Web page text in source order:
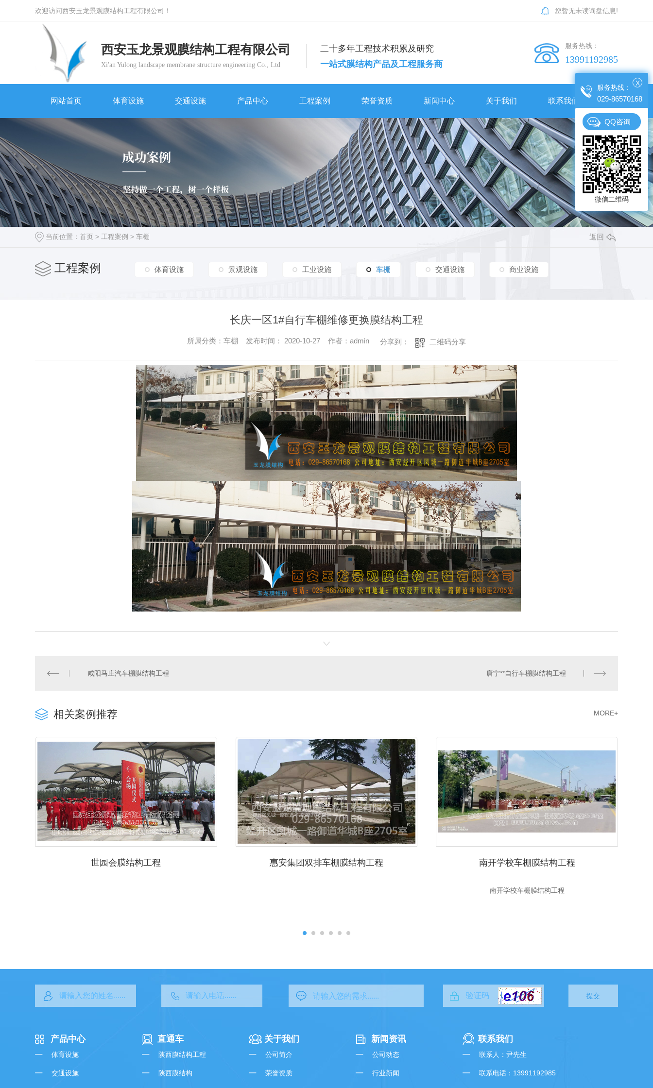
欢迎访问西安玉龙景观膜结构工程有限公司！ 您暂无未读询盘信息!
西安玉龙景观膜结构工程有限公司
Xi'an Yulong landscape membrane structure engineering Co., Ltd
二十多年工程技术积累及研究
一站式膜结构产品及工程服务商
服务热线：
13991192985
网站首页
网站首页
体育设施
体育设施
交通设施
交通设施
产品中心
产品中心
体育设施 西安曲江一小体育场看台膜结构工程
灞河河滨生态公园1期 灞河河滨生态公园1期
商业设施 商业设施
车棚篷房 车棚篷房
工程案例
工程案例
体育设施 西安交通大学曲江小区田径场膜结构工程 西安交通大学曲江小区田径场膜结构工程
留坝县公共体育场建设项目膜结构看台工程 留坝县公共体育场建设项目膜结构看台工程
周至实验小学主席台膜结构工程 周至实验小学主席台膜结构工程
优益优高考补习学校主席台膜结构工程 优益优高考补习学校主席台膜结构工程
景观设施 宝鸡凤县一江两岸主席台膜结构工程 宝鸡凤县一江两岸主席台膜结构工程
白鹿原影视城蝶幻境项目蝴蝶膜结构工程 白鹿原影视城蝶幻境项目蝴蝶膜结构工程
锦园新世纪膜结构工程 锦园新世纪膜结构工程
工业设施
车棚 车棚 南开学校车棚膜结构工程 南开学校车棚膜结构工程
新疆政法学院车棚膜结构工程 新疆政法学院车棚膜结构工程
蒲城润亿新材料车棚膜结构工程
西部金属材料股份有限公司膜结构车棚 西部金属材料股份有限公司膜结构车棚
交通设施 交通设施 铜川供电局地下车库入口膜结构工程 铜川供电局地下车库入口膜结构工程
荣誉资质
荣誉资质
新闻中心
新闻中心
公司动态 公司动态
公司人事招聘 公司人事招聘
陕西膜结构车棚常用的材料有哪些？玉龙景观膜结构公司小编为大家分享一下！ 陕西膜结构车棚常用的材料有哪些？玉龙景观膜结构公司小编为大家分享一下！
行业新闻 行业新闻 相比传统构造陕西膜结构的优点主要表现在哪儿？有哪些可以学习的知识！ 相比传统构造陕西膜结构的优点主要表现在哪儿？有哪些可以学习的知识！
常见问题 常见问题 冬季膜结构车棚使用注意事项有哪些了？感兴趣的小伙伴赶快收藏吧！ 冬季膜结构车棚使用注意事项有哪些了？感兴趣的小伙伴赶快收藏吧！
时事聚焦 时事聚焦
其他 其他
关于我们
公司简介 公司简介
荣誉资质 荣誉资质
企业相册 企业相册
联系我们
当前位置： 首页 > 工程案例 > 车棚 返回
工程案例 体育设施 景观设施 工业设施 车棚
车棚 交通设施 商业设施
长庆一区1#自行车棚维修更换膜结构工程
所属分类：车棚 发布时间： 2020-10-27 作者：admin 分享到： 二维码分享
咸阳马庄汽车棚膜结构工程 唐宁**自行车棚膜结构工程
相关案例推荐 MORE+
世园会膜结构工程 惠安集团双排车棚膜结构工程 南开学校车棚膜结构工程
南开学校车棚膜结构工程
提交
产品中心
体育设施
交通设施
直通车
陕西膜结构工程
陕西膜结构
关于我们
公司简介
荣誉资质
新闻资讯
公司动态
行业新闻
联系我们
联系人：尹先生
联系电话：13991192985
X
服务热线：
029-86570168
QQ咨询
微信二维码